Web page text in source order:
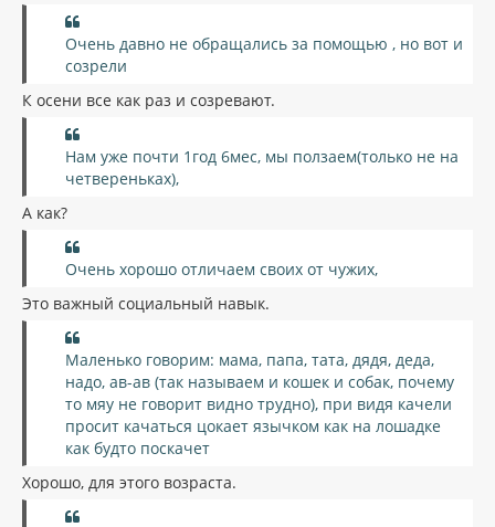
Очень давно не обращались за помощью , но вот и
созрели
К осени все как раз и созревают.
Нам уже почти 1год 6мес, мы ползаем(только не на
четвереньках),
А как?
Очень хорошо отличаем своих от чужих,
Это важный социальный навык.
Маленько говорим: мама, папа, тата, дядя, деда,
надо, ав-ав (так называем и кошек и собак, почему
то мяу не говорит видно трудно), при видя качели
просит качаться цокает язычком как на лошадке
как будто поскачет
Хорошо, для этого возраста.